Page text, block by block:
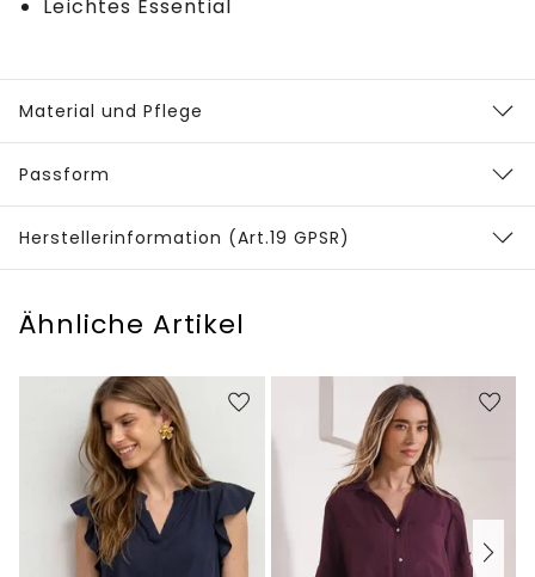
Leichtes Essential
Material und Pflege
Passform
Herstellerinformation (Art.19 GPSR)
Ähnliche Artikel